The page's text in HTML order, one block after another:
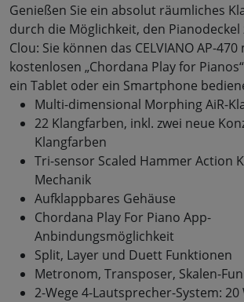
Genießen Sie ein absolut räumliches
durch die Möglichkeit, den
Clou: Sie können das CELVIANO AP-
kostenlosen „Chordana Play for
ein Tablet oder ein Smartphone
Multi-dimensional Morphing AiR-
22 Klangfarben, inkl. zwei neue
Klangfarben
Tri-sensor Scaled Hammer Action
Mechanik
Aufklappbares Gehäuse
Chordana Play For Piano App-
Anbindungsmöglichkeit
Split, Layer und Duett Funktionen
Metronom, Transposer, Skalen-
2-Wege 4-Lautsprecher-System: 20